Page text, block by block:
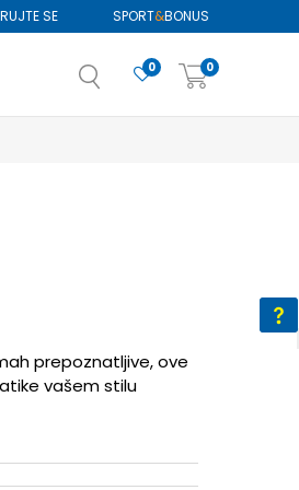
SPORT&BONUS
SE
0
0
prepoznatljive, ove
vašem stilu